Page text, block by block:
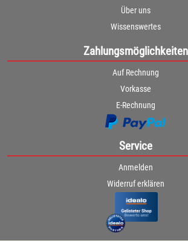
Über uns
Wissenswertes
Zahlungsmöglichkeiten
Auf Rechnung
Vorkasse
E-Rechnung
Service
Anmelden
Widerruf erklären